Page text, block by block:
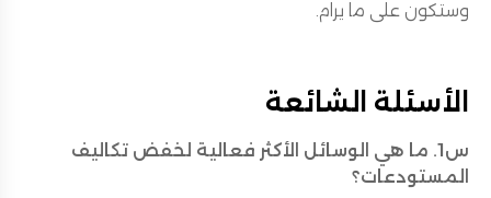
وستكون على ما يرام.
الأسئلة الشائعة
س1. ما هي الوسائل الأكثر فعالية لخفض تكاليف
المستودعات؟